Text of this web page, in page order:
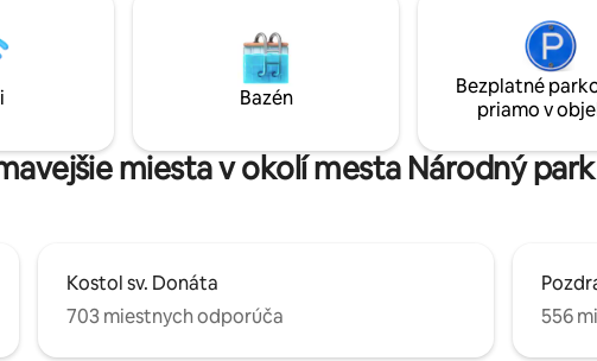
Bazén
Bezplatné
priamo v
miesta v okolí mesta Národný
Kostol sv. Donáta
703 miestnych odporúča
556